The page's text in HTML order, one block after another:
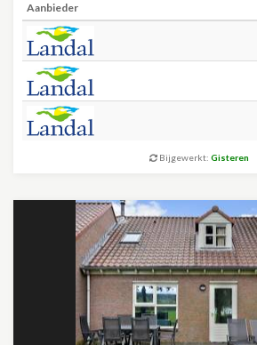
Aanbieder
Bijgewerkt: Gisteren